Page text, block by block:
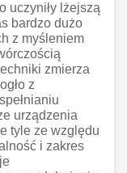
uczyniły lżejszą
bardzo dużo
z myśleniem
zmierza
z
urządzenia
tyle ze względu
i zakres